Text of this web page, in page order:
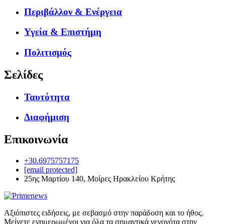
Περιβάλλον & Ενέργεια
Υγεία & Επιστήμη
Πολιτισμός
Σελίδες
Ταυτότητα
Διαφήμιση
Επικοινωνία
+30.6975757175
[email protected]
25ης Μαρτίου 140, Μοίρες Ηρακλείου Κρήτης
Αξιόπιστες ειδήσεις, με σεβασμό στην παράδοση και το ήθος.
Μείνετε ενημερωμένοι για όλα τα σημαντικά γεγονότα στην